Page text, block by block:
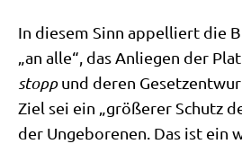
In die­sem Sinn appel­liert die
„an alle“, das Anlie­gen der
stoppund deren
Ziel sei ein „grö­ße­rer Schutz
der Unge­bo­re­nen. Das ist ein